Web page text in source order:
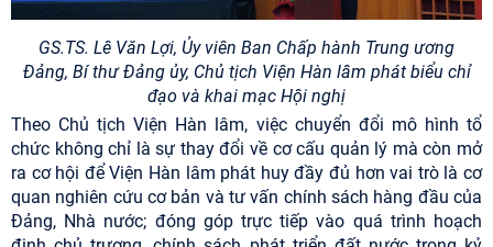
GS.TS. Lê Văn Lợi, Ủy viên Ban Chấp hành Trung ương
Đảng, Bí thư Đảng ủy, Chủ tịch Viện Hàn lâm phát biểu chỉ
đạo và khai mạc Hội nghị
Theo Chủ tịch Viện Hàn lâm, việc chuyển đổi mô hình tổ
chức không chỉ là sự thay đổi về cơ cấu quản lý mà còn mở
ra cơ hội để Viện Hàn lâm phát huy đầy đủ hơn vai trò là cơ
quan nghiên cứu cơ bản và tư vấn chính sách hàng đầu của
Đảng, Nhà nước; đóng góp trực tiếp vào quá trình hoạch